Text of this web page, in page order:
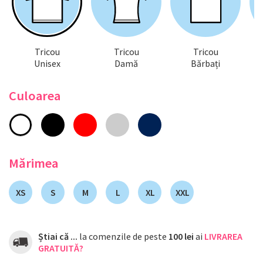
Tricou
Unisex
Tricou
Damă
Tricou
Bărbați
Culoarea
Mărimea
XS S M L XL XXL
Știai că ... la comenzile de peste 100 lei ai LIVRAREA
GRATUITĂ?